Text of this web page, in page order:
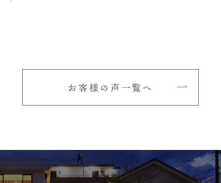
お客様の声一覧へ